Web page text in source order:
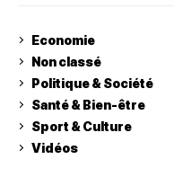
Economie
Non classé
Politique & Société
Santé & Bien-être
Sport & Culture
Vidéos